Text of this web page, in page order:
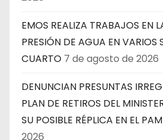
EMOS REALIZA TRABAJOS EN
PRESIÓN DE AGUA EN VARIOS
CUARTO 7 de agosto de 2026
DENUNCIAN PRESUNTAS
PLAN DE RETIROS DEL
SU POSIBLE RÉPLICA EN EL
2026